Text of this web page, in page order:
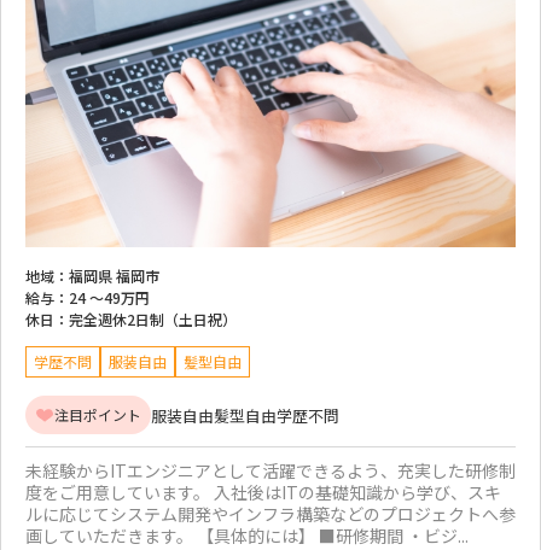
地域： 福岡県 福岡市
給与： 24 ～49万円
休日： 完全週休2日制（土日祝）
学歴不問 服装自由 髪型自由
注目ポイント 服装自由髪型自由学歴不問
未経験からITエンジニアとして活躍できるよう、充実した研修制
度をご用意しています。 入社後はITの基礎知識から学び、スキ
ルに応じてシステム開発やインフラ構築などのプロジェクトへ参
画していただきます。 【具体的には】 ■研修期間 ・ビジ...